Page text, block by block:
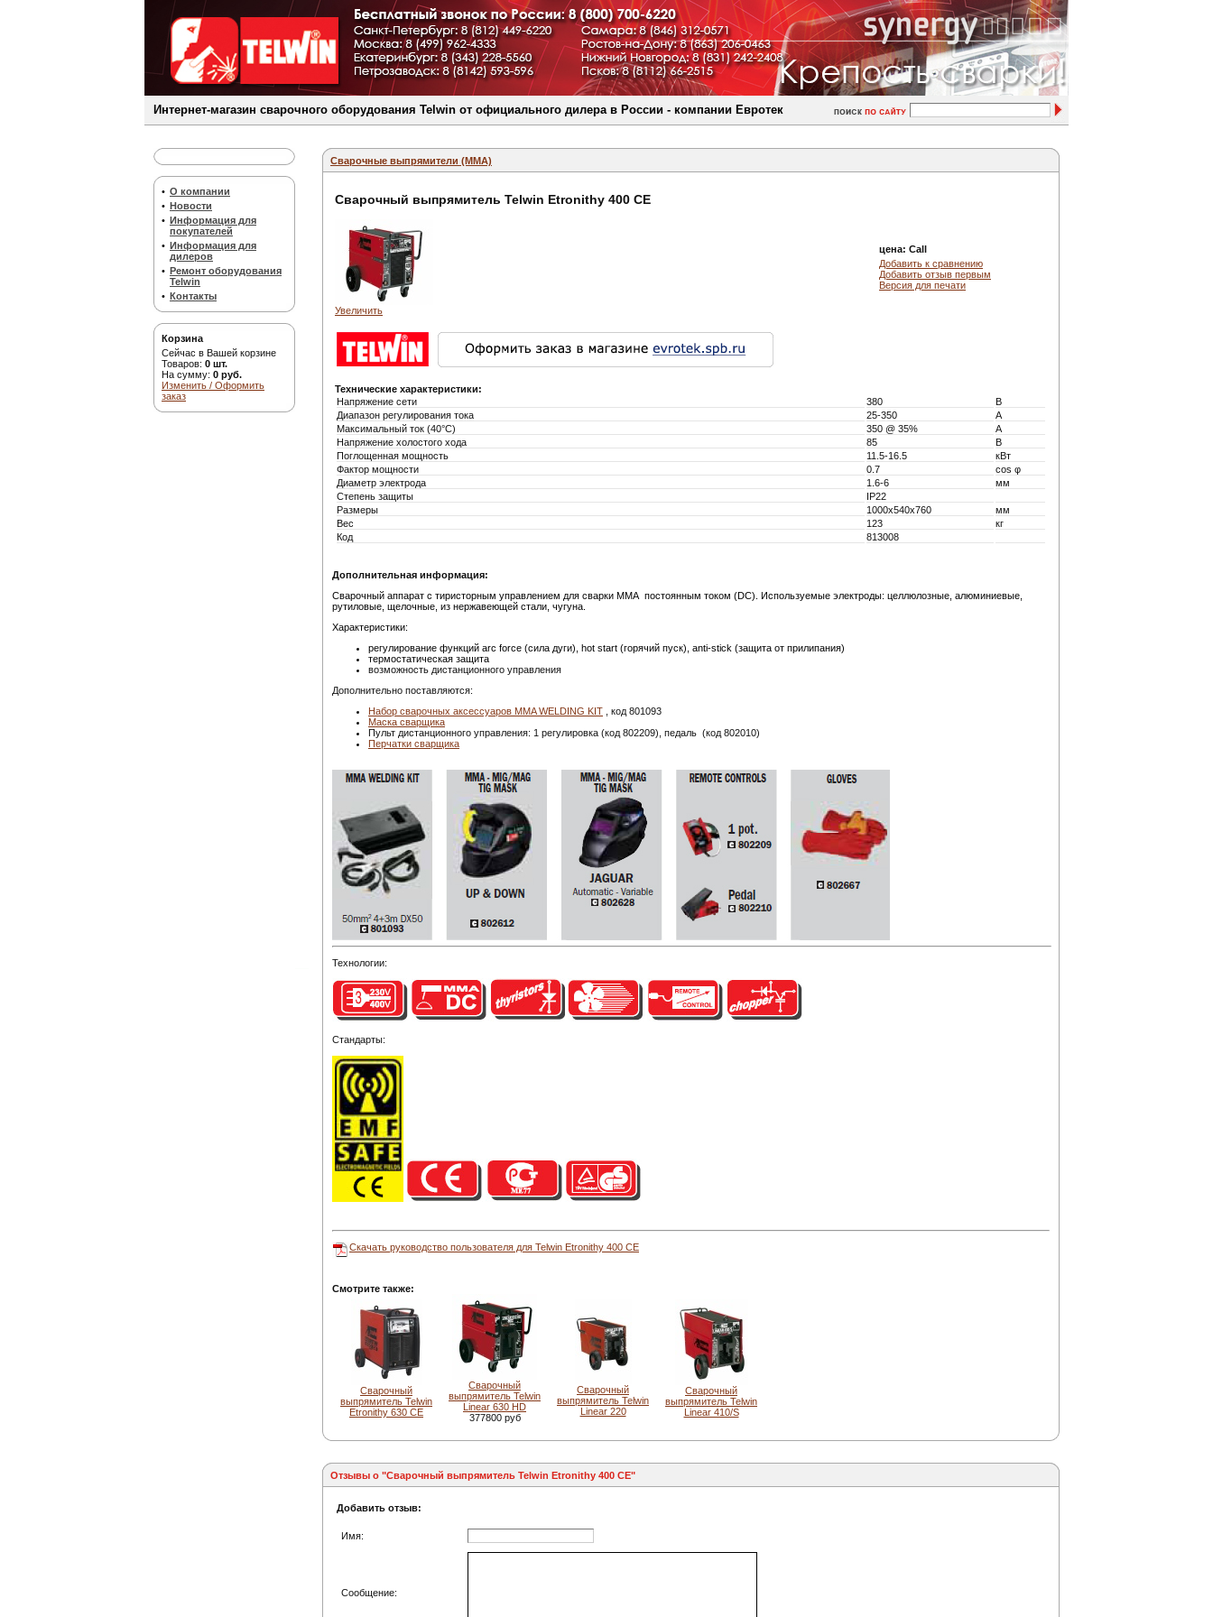
Интернет-магазин сварочного оборудования Telwin от официального дилера в России - компании Евротек
• О компании
• Новости
• Информация для
покупателей
• Информация для
дилеров
• Ремонт оборудования
Telwin
• Контакты
Корзина
Сейчас в Вашей корзине
Товаров: 0 шт.
На сумму: 0 руб.
Изменить / Оформить
заказ
Сварочные выпрямители (MMA)
Сварочный выпрямитель Telwin Etronithy 400 CE
Увеличить
цена: Call
Добавить к сравнению
Добавить отзыв первым
Версия для печати
Технические характеристики:
Напряжение сети
380
В
Диапазон регулирования тока
25-350
А
Максимальный ток (40°С)
350 @ 35%
А
Напряжение холостого хода
85
В
Поглощенная мощность
11.5-16.5
кВт
Фактор мощности
0.7
cos φ
Диаметр электрода
1.6-6
мм
Степень защиты
IP22
Размеры
1000x540x760
мм
Вес
123
кг
Код
813008
Дополнительная информация:
Сварочный аппарат с тиристорным управлением для сварки MMA постоянным током (DC). Используемые электроды: целлюлозные, алюминиевые,
рутиловые, щелочные, из нержавеющей стали, чугуна.
Характеристики:
регулирование функций arc force (сила дуги), hot start (горячий пуск), anti-stick (защита от прилипания)
термостатическая защита
возможность дистанционного управления
Дополнительно поставляются:
Набор сварочных аксессуаров MMA WELDING KIT , код 801093
Маска сварщика
Пульт дистанционного управления: 1 регулировка (код 802209), педаль (код 802010)
Перчатки сварщика
Технологии:
Стандарты:
Скачать руководство пользователя для Telwin Etronithy 400 CE
Смотрите также:
Сварочный
выпрямитель Telwin
Etronithy 630 CE
Сварочный
выпрямитель Telwin
Linear 630 HD
377800 руб
Сварочный
выпрямитель Telwin
Linear 220
Сварочный
выпрямитель Telwin
Linear 410/S
Отзывы о "Сварочный выпрямитель Telwin Etronithy 400 CE"
Добавить отзыв:
Имя:
Сообщение: